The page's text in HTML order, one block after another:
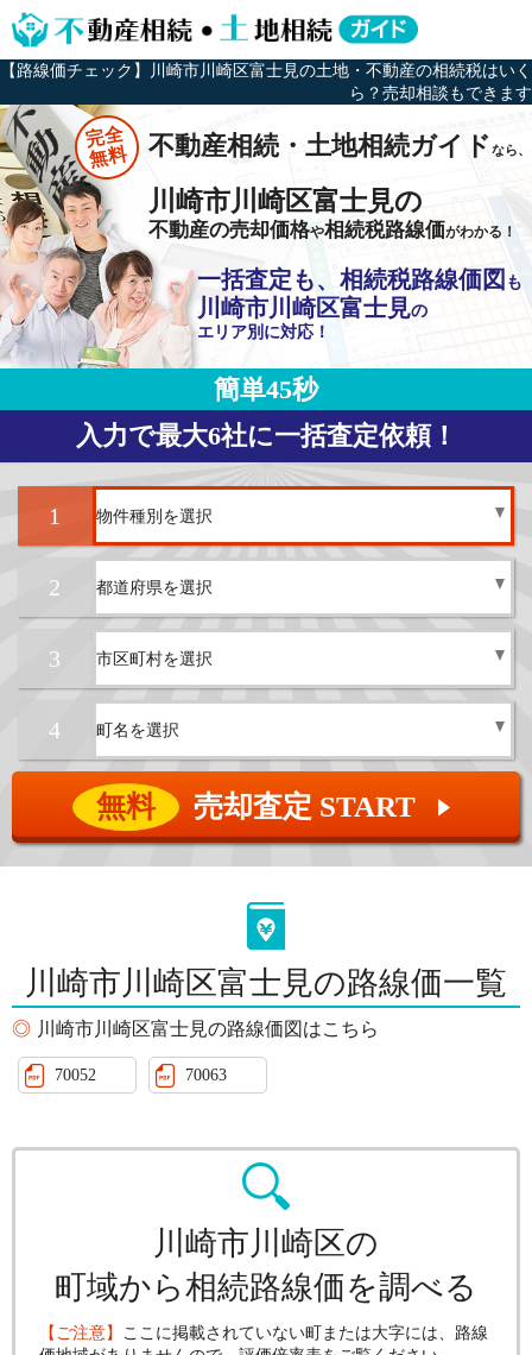
【路線価チェック】川崎市川崎区富士見の土地・不動産の相続税はいく
ら？売却相談もできます
完全
無料 不動産相続・土地相続ガイドなら、
川崎市川崎区富士見の
不動産の売却価格や相続税路線価がわかる！
一括査定も、相続税路線価図 も
川崎市川崎区富士見の
エリア別に対応！
簡単45秒
入力で最大6社に一括査定依頼！
1
2
3
4
無料 売却査定 START ▲
川崎市川崎区富士見の路線価一覧
川崎市川崎区富士見の路線価図はこちら
70052 70063
川崎市川崎区の
町域から相続路線価を調べる
【ご注意】 ここに掲載されていない町または大字には、路線